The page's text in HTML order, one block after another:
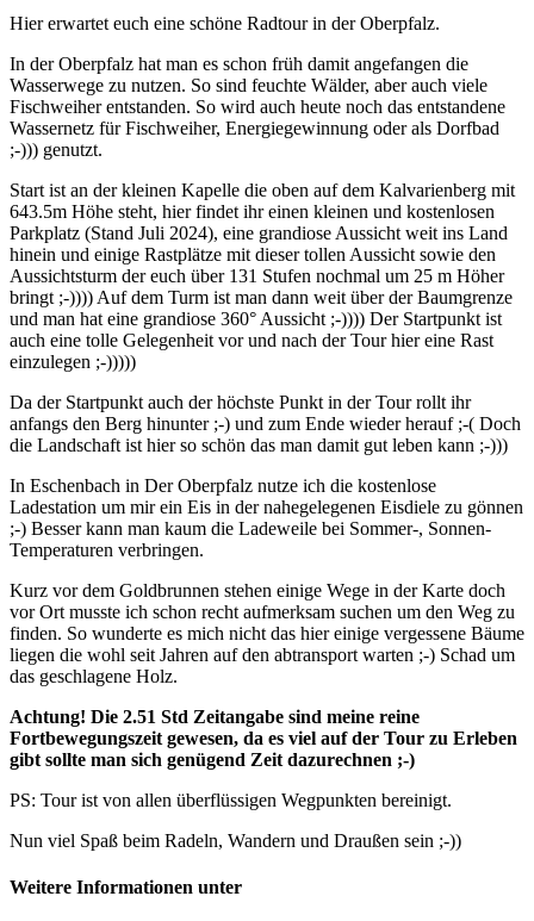
Hier erwartet euch eine schöne Radtour in der Oberpfalz.
In der Oberpfalz hat man es schon früh damit angefangen die
Wasserwege zu nutzen. So sind feuchte Wälder, aber auch viele
Fischweiher entstanden. So wird auch heute noch das entstandene
Wassernetz für Fischweiher, Energiegewinnung oder als Dorfbad
;-))) genutzt.
Start ist an der kleinen Kapelle die oben auf dem Kalvarienberg mit
643.5m Höhe steht, hier findet ihr einen kleinen und kostenlosen
Parkplatz (Stand Juli 2024), eine grandiose Aussicht weit ins Land
hinein und einige Rastplätze mit dieser tollen Aussicht sowie den
Aussichtsturm der euch über 131 Stufen nochmal um 25 m Höher
bringt ;-)))) Auf dem Turm ist man dann weit über der Baumgrenze
und man hat eine grandiose 360° Aussicht ;-)))) Der Startpunkt ist
auch eine tolle Gelegenheit vor und nach der Tour hier eine Rast
einzulegen ;-)))))
Da der Startpunkt auch der höchste Punkt in der Tour rollt ihr
anfangs den Berg hinunter ;-) und zum Ende wieder herauf ;-( Doch
die Landschaft ist hier so schön das man damit gut leben kann ;-)))
In Eschenbach in Der Oberpfalz nutze ich die kostenlose
Ladestation um mir ein Eis in der nahegelegenen Eisdiele zu gönnen
;-) Besser kann man kaum die Ladeweile bei Sommer-, Sonnen-
Temperaturen verbringen.
Kurz vor dem Goldbrunnen stehen einige Wege in der Karte doch
vor Ort musste ich schon recht aufmerksam suchen um den Weg zu
finden. So wunderte es mich nicht das hier einige vergessene Bäume
liegen die wohl seit Jahren auf den abtransport warten ;-) Schad um
das geschlagene Holz.
Achtung! Die 2.51 Std Zeitangabe sind meine reine
Fortbewegungszeit gewesen, da es viel auf der Tour zu Erleben
gibt sollte man sich genügend Zeit dazurechnen ;-)
PS: Tour ist von allen überflüssigen Wegpunkten bereinigt.
Nun viel Spaß beim Radeln, Wandern und Draußen sein ;-))
Weitere Informationen unter